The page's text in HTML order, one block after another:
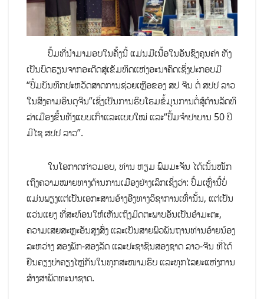
ປຶ້ມທີ່ນຳມາມອບໃນຄັ້ງນີ້ ແມ່ນມີເນື້ອໃນອັນຊົງຄຸນຄ່າ ທັງ
ເປັນບົດຮຽນຈາກອະດີດສູ່ເຂັມທິດແຫ່ງອະນາຄົດເຊິ່ງປະກອບມີ
“ປຶ້ມບັນທຶກປະຫວັດສາດການຊ່ວຍເຫຼືອຂອງ ສປ ຈີນ ຕໍ່ ສປປ ລາວ
ໃນສົງຄາມອິນດູຈີນ”ເຊິ່ງເປັນການຮິບໂຮມຂໍ້ມູນການຕໍ່ສູ້ຕ້ານລັດທິ
ລ່າເມືອງຂຶ້ນທັງແບບເກົ່າແລະແບບໃໝ່ ແລະ“ປຶ້ມຈຳປາບານ 50 ປີ
ມີໄຊ ສປປ ລາວ”.
ໃນໂອກາດກ່າວມອບ, ທ່ານ ຫຽມ ພົມມະຈັນ ໄດ້ເນັ້ນໜັກ
ເຖິງຄວາມໝາຍທາງດ້ານການເມືອງຢ່າງເລິກເຊິ່ງວ່າ: ປຶ້ມເຫຼົ່ານີ້ບໍ່
ແມ່ນພຽງແຕ່ເປັນເອກະສານອ້າງອີງທາງວິຊາການເທົ່ານັ້ນ, ແຕ່ເປັນ
ແວ່ນແຍງ ທີ່ສະທ້ອນໃຫ້ເຫັນເຖິງມິດຕະພາບອັນເປັນອໍາມະຕະ,
ຄວາມເສຍສະຫຼະອັນສູງສົ່ງ ແລະເປັນສາຍພົວພັນຖານທ່ານອ້າຍນ້ອງ
ລະຫວ່າງ ສອງພັກ-ສອງລັດ ແລະປະຊາຊົນສອງຊາດ ລາວ-ຈີນ ທີ່ໄດ້
ຢືນຄຽງບ່າຄຽງໄຫຼ່ກັນໃນທຸກສະໜາມຮົບ ແລະທຸກໄລຍະແຫ່ງການ
ສ້າງສາພັດທະນາຊາດ.